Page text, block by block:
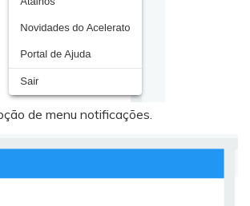
de menu notificações.